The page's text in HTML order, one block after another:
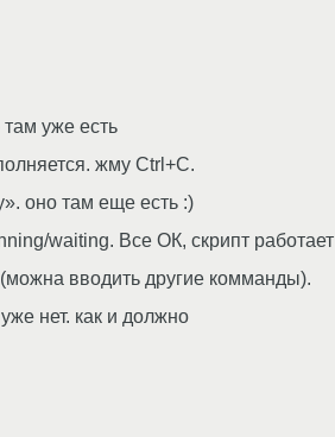
уже есть
жму Ctrl+C.
оно там еще есть :)
waiting. Все ОК, скрипт работает
вводить другие комманды).
нет. как и должно